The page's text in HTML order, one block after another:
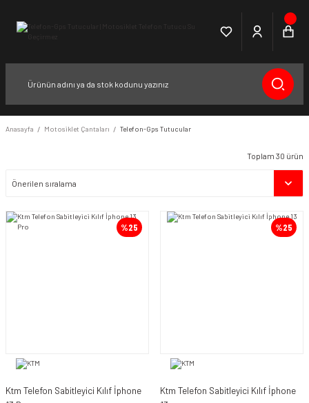
Anasayfa Motosiklet Çantaları Telefon-Gps Tutucular
Toplam 30 ürün
%25
Ktm Telefon Sabitleyici Kılıf İphone
%25
Ktm Telefon Sabitleyici Kılıf İphone